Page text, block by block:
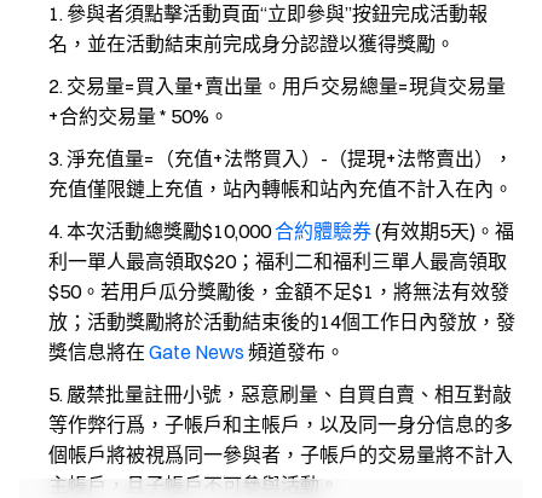
參與者須點擊活動頁面“立即參與”按鈕完成活動報
名，並在活動結束前完成身分認證以獲得獎勵。
交易量=買入量+賣出量。用戶交易總量=現貨交易量
+合約交易量 * 50%。
淨充值量=（充值+法幣買入）-（提現+法幣賣出），
充值僅限鏈上充值，站內轉帳和站內充值不計入在內。
本次活動總獎勵$10,000合約體驗券(有效期5天)。福
利一單人最高領取$20；福利二和福利三單人最高領取
$50。若用戶瓜分獎勵後，金額不足$1，將無法有效發
放；活動獎勵將於活動結束後的14個工作日內發放，發
獎信息將在 Gate News 頻道發布。
嚴禁批量註冊小號，惡意刷量、自買自賣、相互對敲
等作弊行爲，子帳戶和主帳戶，以及同一身分信息的多
個帳戶將被視爲同一參與者，子帳戶的交易量將不計入
主帳戶，且子帳戶不可參與活動。